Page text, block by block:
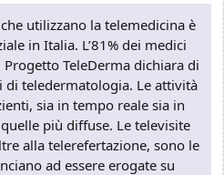
utilizzano la telemedicina è
in Italia. L’81% dei medici
TeleDerma dichiara di
di teledermatologia. Le attività
sia in tempo reale sia in
più diffuse. Le televisite
alla telerefertazione, sono le
ad essere erogate su